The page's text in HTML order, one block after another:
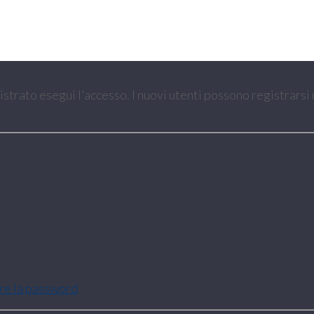
esegui l'accesso. I nuovi utenti possono
la password